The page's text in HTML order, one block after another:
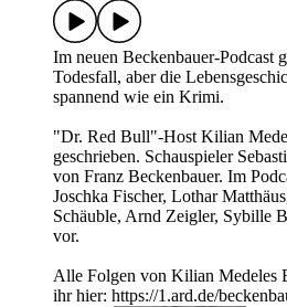
Im neuen Beckenbauer-Podcast
Todesfall, aber die
spannend wie ein Krimi.
"Dr. Red Bull"-Host Kilian
geschrieben. Schauspieler
von Franz Beckenbauer. Im
Joschka Fischer, Lothar
Schäuble, Arnd Zeigler, Sybille
vor.
Alle Folgen von Kilian Medeles
ihr hier: https://1.ard.de/